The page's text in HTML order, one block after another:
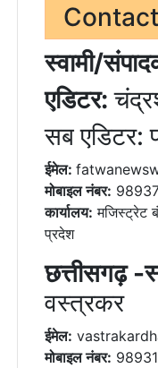
स्वामी/
एडिटर:
सब एडिटर:
ईमेल:
मोबाइल नंबर:
कार्यालय: मजिस्ट्रेट
प्रदेश
छत्तीसगढ़ -
वस्त्रकर
ईमेल:
मोबाइल नंबर: